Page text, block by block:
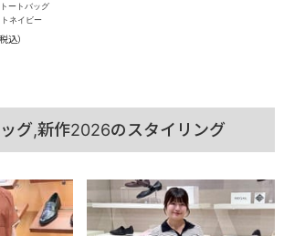
ートバッグ
ネイビー
込）
ッグ,新作2026のスタイリング